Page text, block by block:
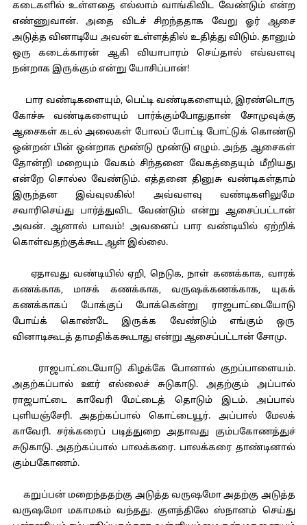
கடைகளில் உள்ளதை எல்லாம் வாங்கிவிட வேண்டும் என்ற
எண்ணுவான். அதை விடச் சிறந்ததாக வேறு ஓர் ஆசை
அடுத்த வினாடியே அவன் உள்ளத்தில் உதித்து விடும். தானும்
ஒரு கடைக்காரன் ஆகி வியாபாரம் செய்தால் எவ்வளவு
நன்றாக இருக்கும் என்று யோசிப்பான்!
பார வண்டிகளையும், பெட்டி வண்டிகளையும், இரண்டொரு
கோச்சு வண்டிகளையும் பார்க்கும்போதுதான் சோமுவுக்கு
ஆசைகள் கடல் அலைகள் போலப் போட்டி போட்டுக் கொண்டு
ஒன்றன் பின் ஒன்றாக மூண்டு மூண்டு எழும். அந்த ஆசைகள்
தோன்றி மறையும் வேகம் சிந்தனை வேகத்தையும் மீறியது
என்றே சொல்ல வேண்டும். எத்தனை தினுசு வண்டிகள்தாம்
இருந்தன இவ்வுலகில்! அவ்வளவு வண்டிகளிலுமே
சவாரிசெய்து பார்த்துவிட வேண்டும் என்று ஆசைப்பட்டான்
அவன். ஆனால் பாவம்! அவனைப் பார வண்டியில் ஏற்றிக்
கொள்வதற்குக்கூட ஆள் இல்லை.
ஏதாவது வண்டியில் ஏறி, நெடுக, நாள் கணக்காக, வாரக்
கணக்காக, மாசக் கணக்காக, வருஷக்கணக்காக, யுகக்
கணக்காகப் போக்குப் போக்கென்று ராஜபாட்டையோடு
போய்க் கொண்டே இருக்க வேண்டும் எங்கும் ஒரு
வினாடிகூடத் தாமதிக்ககூடாது என்று ஆசைப்பட்டான் சோமு.
ராஜபாட்டையோடு கிழக்கே போனால் குறப்பாளையம்.
அதற்கப்பால் ஊர் எல்லைச் சுடுகாடு. அதற்கும் அப்பால்
ராஜபாட்டை காவேரி மேட்டைத் தொடும் இடம். அப்பால்
புளியஞ்சேரி. அதற்கப்பால் கொட்டையூர். அப்பால் மேலக்
காவேரி. சர்க்கரைப் படித்துறை அதாவது கும்பகோணத்துச்
சுடுகாடு. அதற்கப்பால் பாலக்கரை. பாலக்கரை தாண்டினால்
கும்பகோணம்.
கறுப்பன் மறைந்ததற்கு அடுத்த வருஷமோ அதற்கு அடுத்த
வருஷமோ மகாமகம் வந்தது. குளத்திலே ஸ்நானம் செய்து